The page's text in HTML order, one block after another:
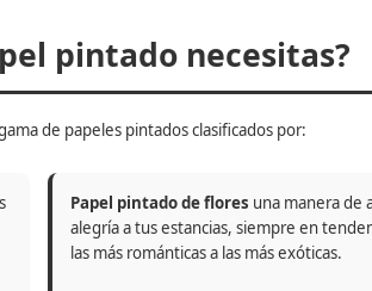
pintado necesitas?
de papeles pintados clasificados por:
Papel pintado de flores una manera de
alegría a tus estancias, siempre en
las más románticas a las más exóticas.